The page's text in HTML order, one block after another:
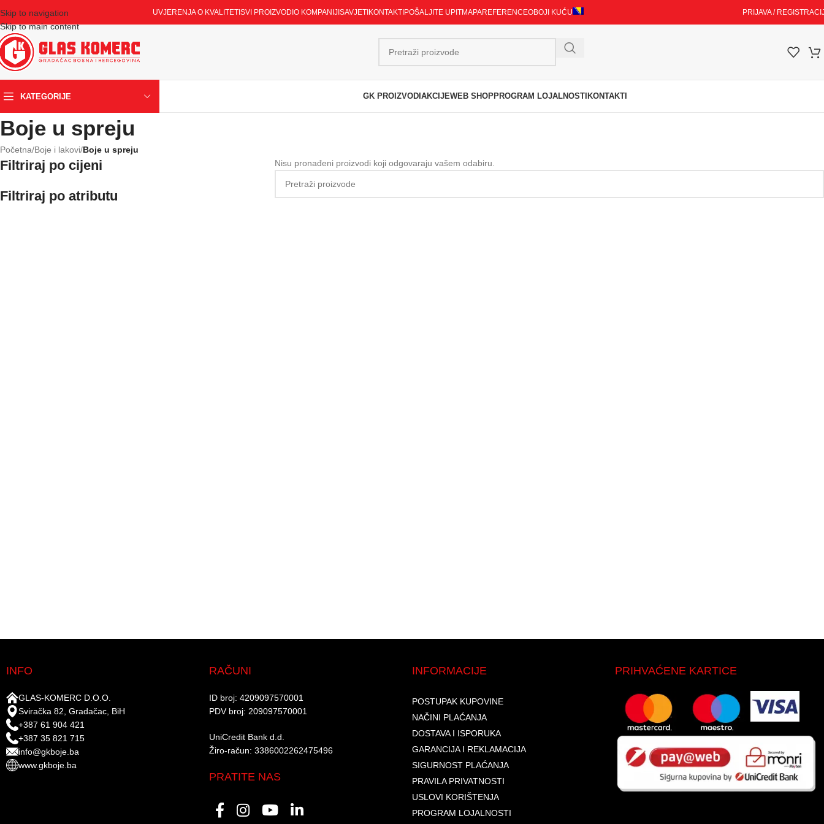
Skip to navigation
Skip to main content
UVJERENJA O KVALITETI SVI PROIZVODI O KOMPANIJI SAVJETI KONTAKTI POŠALJITE UPITMAPAREFERENCEOBOJI KUĆU PRIJAVA /
KATEGORIJE GK PROIZVODI AKCIJEWEB SHOPPROGRAM LOJALNOSTI KONTAKTI
Boje u spreju
Početna/Boje i lakovi/Boje u spreju
Filtriraj po cijeni
Filtriraj po atributu
Nisu pronađeni proizvodi koji odgovaraju vašem odabiru.
INFO
GLAS-KOMERC D.O.O.
Sviračka 82, Gradačac, BiH
+387 61 904 421
+387 35 821 715
info@gkboje.ba
www.gkboje.ba
RAČUNI
ID broj: 4209097570001​
PDV broj: 209097570001 ​
UniCredit Bank d.d.​
Žiro-račun: 3386002262475496​​
PRATITE NAS
INFORMACIJE
POSTUPAK KUPOVINE
NAČINI PLAĆANJA
DOSTAVA I ISPORUKA
GARANCIJA I REKLAMACIJA
SIGURNOST PLAĆANJA
PRAVILA PRIVATNOSTI
USLOVI KORIŠTENJA
PROGRAM LOJALNOSTI
PRIHVAĆENE KARTICE